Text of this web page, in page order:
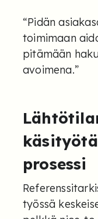
“Pidän
toimimaan
pitämään
avoimena.”
prosessi
työssä